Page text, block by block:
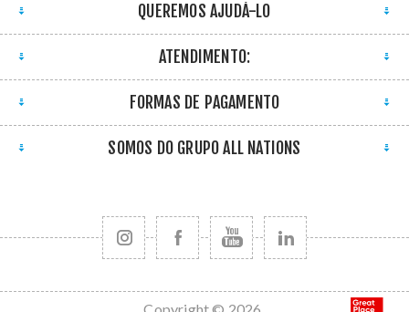
QUEREMOS AJUDÁ-LO
ATENDIMENTO:
FORMAS DE PAGAMENTO
SOMOS DO GRUPO ALL NATIONS